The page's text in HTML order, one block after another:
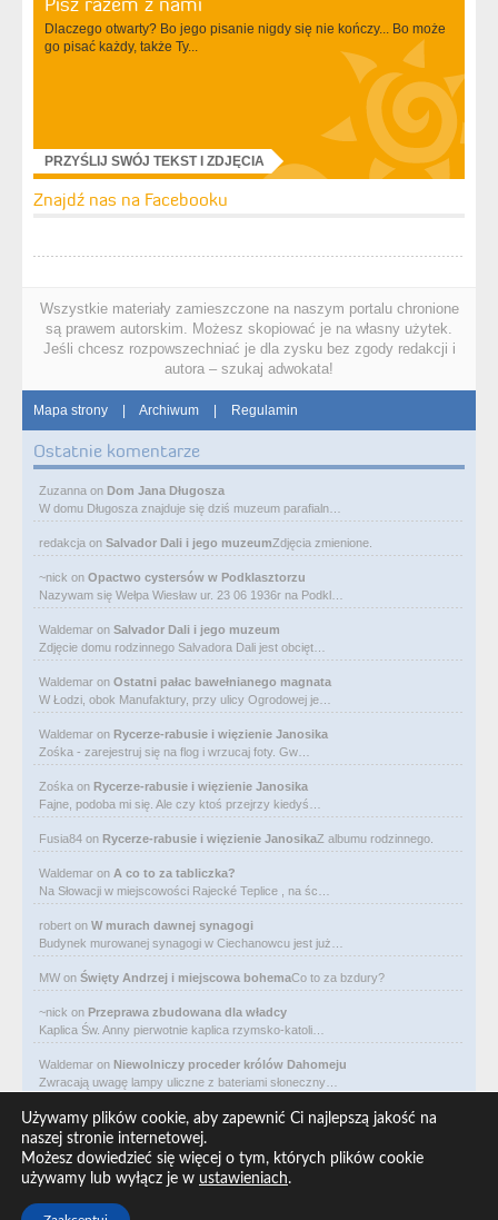
Dlaczego otwarty? Bo jego pisanie nigdy się nie kończy... Bo może
go pisać każdy, także Ty...
PRZYŚLIJ SWÓJ TEKST I ZDJĘCIA
Znajdź nas na Facebooku
Wszystkie materiały zamieszczone na naszym portalu chronione
są prawem autorskim. Możesz skopiować je na własny użytek.
Jeśli chcesz rozpowszechniać je dla zysku bez zgody redakcji i
autora – szukaj adwokata!
Mapa strony | Archiwum | Regulamin
Ostatnie komentarze
Zuzanna on Dom Jana Długosza
W domu Długosza znajduje się dziś muzeum parafialn…
redakcja on Salvador Dali i jego muzeumZdjęcia zmienione.
~nick on Opactwo cystersów w Podklasztorzu
Nazywam się Wełpa Wiesław ur. 23 06 1936r na Podkl…
Waldemar on Salvador Dali i jego muzeum
Zdjęcie domu rodzinnego Salvadora Dali jest obcięt…
Waldemar on Ostatni pałac bawełnianego magnata
W Łodzi, obok Manufaktury, przy ulicy Ogrodowej je…
Waldemar on Rycerze-rabusie i więzienie Janosika
Zośka - zarejestruj się na flog i wrzucaj foty. Gw…
Zośka on Rycerze-rabusie i więzienie Janosika
Fajne, podoba mi się. Ale czy ktoś przejrzy kiedyś…
Fusia84 on Rycerze-rabusie i więzienie JanosikaZ albumu rodzinnego.
Waldemar on A co to za tabliczka?
Na Słowacji w miejscowości Rajecké Teplice , na śc…
robert on W murach dawnej synagogi
Budynek murowanej synagogi w Ciechanowcu jest już…
MW on Święty Andrzej i miejscowa bohemaCo to za bzdury?
~nick on Przeprawa zbudowana dla władcy
Kaplica Św. Anny pierwotnie kaplica rzymsko-katoli…
Waldemar on Niewolniczy proceder królów Dahomeju
Zwracają uwagę lampy uliczne z bateriami słoneczny…
Waldemar on Adam Asnyk. Poeta z mojego miasta
CIEKAWOSTKA że pod banderą Malty pływa statek m/v…
Waldemar on
Historia na Wawelskim Wzgórzu
Michał Bogoria Skotnicki (1775–1808). Portret Mich…
Używamy plików cookie, aby zapewnić Ci najlepszą jakość na
naszej stronie internetowej.
Możesz dowiedzieć się więcej o tym, których plików cookie
używamy lub wyłącz je w ustawieniach.